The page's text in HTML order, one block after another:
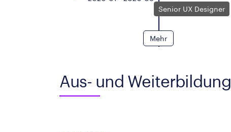
Senior UX Designer
Mehr
Aus- und Weiterbildung